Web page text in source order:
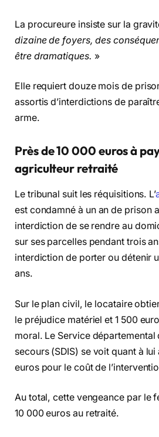
La procureure insiste sur la
dizaine de foyers, des
être dramatiques. »
Elle requiert douze mois de
assortis d’interdictions de
arme.
Près de 10 000 euros à
agriculteur retraité
Le tribunal suit les réquisitions. L’
est condamné à un an de prison
interdiction de se rendre au
sur ses parcelles pendant trois
interdiction de porter ou détenir
ans.
Sur le plan civil, le locataire
le préjudice matériel et 1 500
moral. Le Service départemental
secours (SDIS) se voit quant à
euros pour le coût de
Au total, cette vengeance par le
10 000 euros au retraité.